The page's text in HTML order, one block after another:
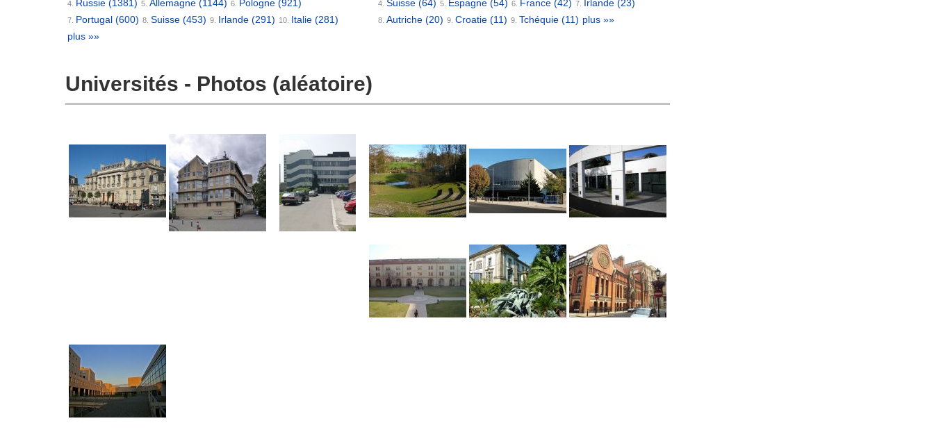
4. Russie (1381) 5. Allemagne (1144) 6. Pologne (921)
7. Portugal (600) 8. Suisse (453) 9. Irlande (291) 10. Italie (281)
plus »»
4. Suisse (64) 5. Espagne (54) 6. France (42) 7. Irlande (23)
8. Autriche (20) 9. Croatie (11) 9. Tchéquie (11) plus »»
Universités - Photos (aléatoire)